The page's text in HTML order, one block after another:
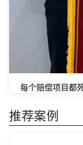
每个赔偿项目都
推荐案例